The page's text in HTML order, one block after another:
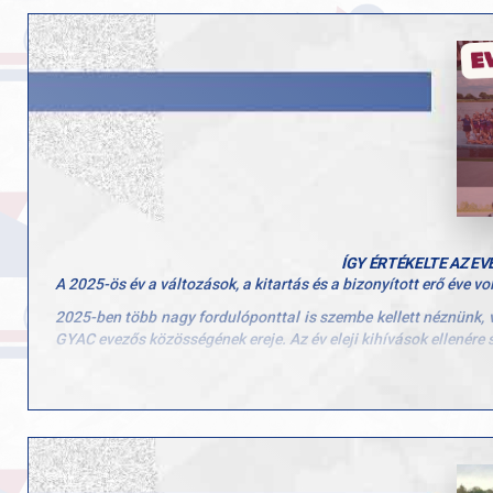
Az eszközök beszerzése a Magyar Paralimpiai Bizottság
keretében valósult meg.
ÍGY ÉRTÉKELTE AZ
A 2025-ös év a változások, a kitartás és a bizonyított erő éve
2025-ben több nagy fordulóponttal is szembe kellett
GYAC evezős közösségének ereje. Az év eleji kihívások
Serdülő válogatottba 11 főt,
Egyetemi versenyeken több, mint 20 fővel vettünk részt,
U23-as válogatottba Angyal Zsófi és Bencsics Hella